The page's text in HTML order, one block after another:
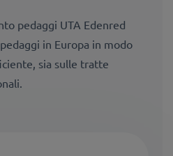
pedaggi UTA Edenred
in Europa in modo
sia sulle tratte